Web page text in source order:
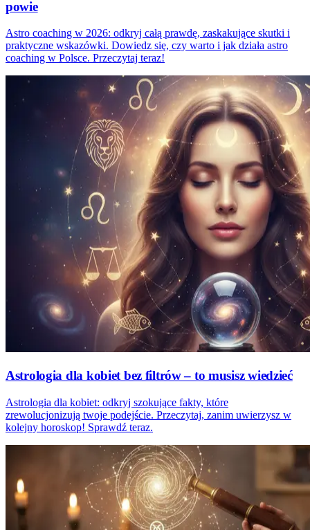
powie
Astro coaching w 2026: odkryj całą prawdę, zaskakujące skutki i
praktyczne wskazówki. Dowiedz się, czy warto i jak działa astro
coaching w Polsce. Przeczytaj teraz!
Astrologia dla kobiet bez filtrów – to musisz wiedzieć
Astrologia dla kobiet: odkryj szokujące fakty, które
zrewolucjonizują twoje podejście. Przeczytaj, zanim uwierzysz w
kolejny horoskop! Sprawdź teraz.